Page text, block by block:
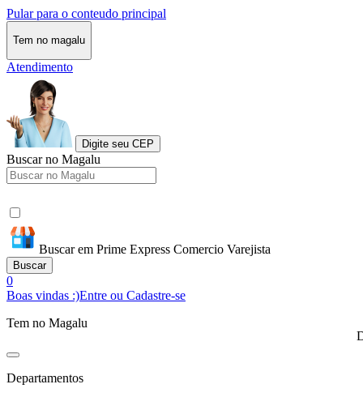
Pular para o conteudo principal
Tem no magalu
Atendimento
Digite seu CEP
Buscar no Magalu
Buscar em Prime Express Comercio Varejista
Buscar
0
Boas vindas :)Entre ou Cadastre-se
Tem no Magalu
Departamentos